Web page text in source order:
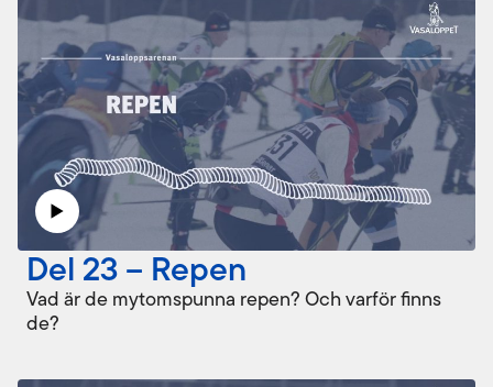
Del 23 – Repen
Vad är de mytomspunna repen? Och varför finns
de?